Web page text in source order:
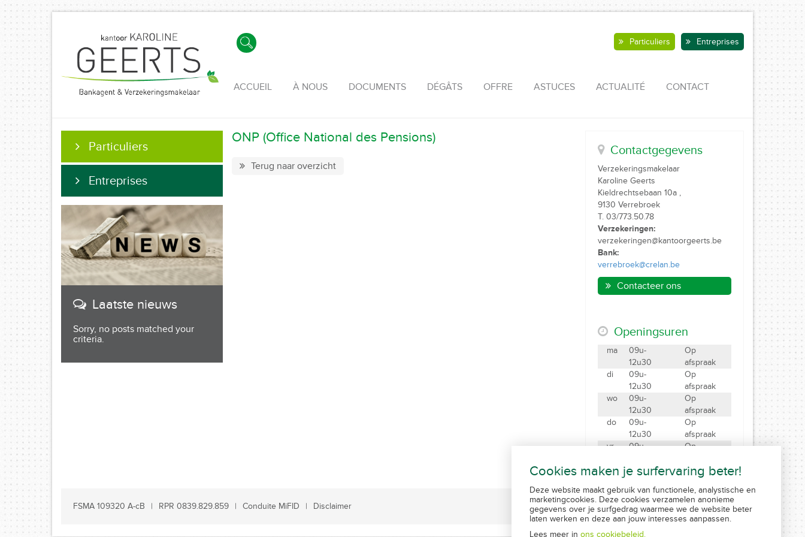
Particuliers Entreprises
ACCUEIL À NOUS DOCUMENTS DÉGÂTS OFFRE ASTUCES ACTUALITÉ CONTACT
ONP (Office National des Pensions)
Terug naar overzicht
Contactgegevens
Verzekeringsmakelaar
Karoline Geerts
Kieldrechtsebaan 10a ,
9130 Verrebroek
T. 03/773.50.78
Verzekeringen:
verzekeringen@kantoorgeerts.be
Bank:
verrebroek@crelan.be
Contacteer ons
Openingsuren
ma
09u-
12u30
Op
afspraak
di
09u-
12u30
Op
afspraak
wo
09u-
12u30
Op
afspraak
do
09u-
12u30
Op
afspraak
vr
09u-
Op
za
09u-12u Gesloten
Maak een afspraak
Particuliers
Entreprises
Laatste nieuws
Sorry, no posts matched your
criteria.
FSMA 109320 A-cB RPR 0839.829.859 Conduite MiFID Disclaimer Created by Insucommerce
Cookies maken je surfervaring beter!
Deze website maakt gebruik van functionele, analystische en
marketingcookies. Deze cookies verzamelen anonieme
gegevens over je surfgedrag waarmee we de website beter
laten werken en deze aan jouw interesses aanpassen.
Lees meer in ons cookiebeleid.